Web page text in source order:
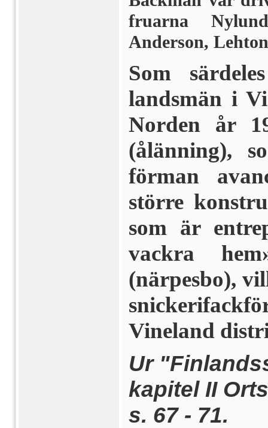
fruarna
Anderson,
Som
landsmän i
Norden år
(ålänning),
förman
större
som är
vackra
(närpesbo),
Vineland
Ur
kapitel II
s. 67 - 71.